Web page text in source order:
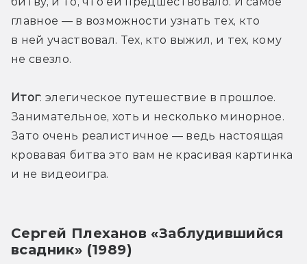
главное — в возможности узнать тех, кто
в ней участвовал. Тех, кто выжил, и тех, кому
не свезло.
Итог: элегическое путешествие в прошлое.
Занимательное, хоть и несколько минорное.
Зато очень реалистичное — ведь настоящая
кровавая битва это вам не красивая картинка
и не видеоигра.
Сергей Плеханов «Заблудившийся
всадник» (1989)